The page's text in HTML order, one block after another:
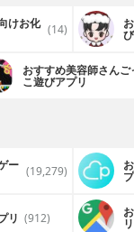
けお化 (14)
おすすめ美容師さんご
こ遊びアプリ
ー (19,279)
リ (912) リ